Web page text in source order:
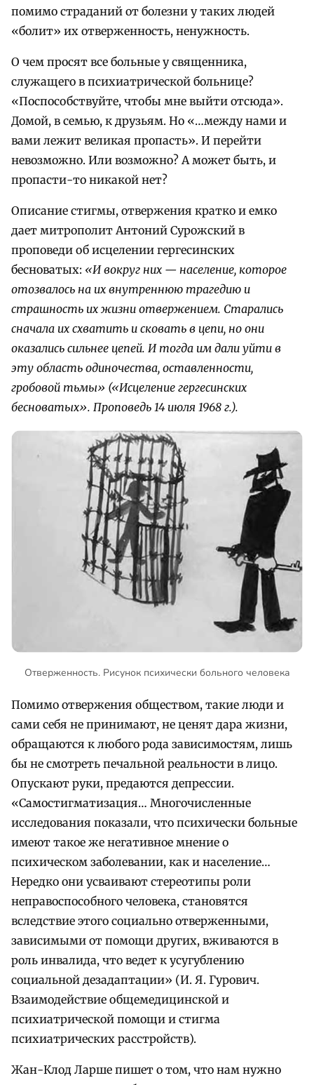
помимо страданий от болезни у таких людей
«болит» их отверженность, ненужность.
О чем просят все больные у священника,
служащего в психиатрической больнице?
«Поспособствуйте, чтобы мне выйти отсюда».
Домой, в семью, к друзьям. Но «…между нами и
вами лежит великая пропасть». И перейти
невозможно. Или возможно? А может быть, и
пропасти-то никакой нет?
Описание стигмы, отвержения кратко и емко
дает митрополит Антоний Сурожский в
проповеди об исцелении гергесинских
бесноватых: «И вокруг них — население, которое
отозвалось на их внутреннюю трагедию и
страшность их жизни отвержением. Старались
сначала их схватить и сковать в цепи, но они
оказались сильнее цепей. И тогда им дали уйти в
эту область одиночества, оставленности,
гробовой тьмы» («Исцеление гергесинских
бесноватых». Проповедь 14 июля 1968 г.).
Отверженность. Рисунок психически больного человека
Помимо отвержения обществом, такие люди и
сами себя не принимают, не ценят дара жизни,
обращаются к любого рода зависимостям, лишь
бы не смотреть печальной реальности в лицо.
Опускают руки, предаются депрессии.
«Самостигматизация… Многочисленные
исследования показали, что психически больные
имеют такое же негативное мнение о
психическом заболевании, как и население…
Нередко они усваивают стереотипы роли
неправоспособного человека, становятся
вследствие этого социально отверженными,
зависимыми от помощи других, вживаются в
роль инвалида, что ведет к усугублению
социальной дезадаптации» (И. Я. Гурович.
Взаимодействие общемедицинской и
психиатрической помощи и стигма
психиатрических расстройств).
Жан-Клод Ларше пишет о том, что нам нужно